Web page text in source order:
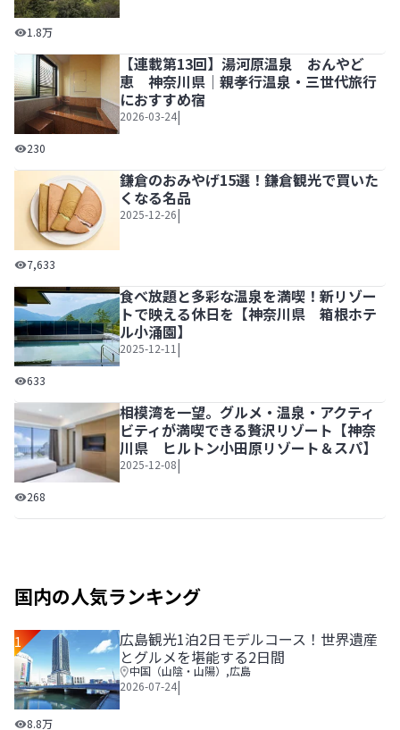
【小田原観光モデルコース】日帰り旅で歴史とグルメを満
1.8万
【連載第13回】湯河原温泉 おんやど恵 神奈川県│親孝
230
【連載第13回】湯河原温泉 おんやど
恵 神奈川県│親孝行温泉・三世代旅行
におすすめ宿
2026-03-24|
鎌倉のおみやげ15選！鎌倉観光で買いたくなる名品
7,633
鎌倉のおみやげ15選！鎌倉観光で買いた
くなる名品
2025-12-26|
食べ放題と多彩な温泉を満喫！新リゾートで映える休日
633
食べ放題と多彩な温泉を満喫！新リゾー
トで映える休日を【神奈川県 箱根ホテ
ル小涌園】
2025-12-11 |
相模湾を一望。グルメ・温泉・アクティビティが満喫で
268
相模湾を一望。グルメ・温泉・アクティ
ビティが満喫できる贅沢リゾート【神奈
川県 ヒルトン小田原リゾート＆スパ】
2025-12-08|
国内の人気ランキング
1
広島観光1泊2日モデルコース！世界遺産とグルメを堪能す
8.8万
広島観光1泊2日モデルコース！世界遺産
とグルメを堪能する2日間
中国（山陰・山陽） ,広島
2026-07-24|